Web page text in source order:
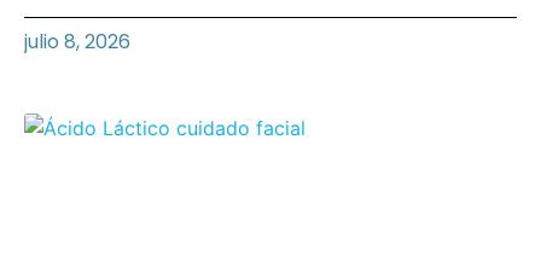
julio 8, 2026